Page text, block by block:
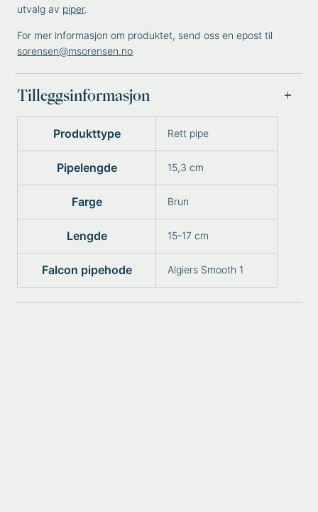
utvalg av piper.
For mer informasjon om produktet, send oss en epost til
sorensen@msorensen.no
Tilleggsinformasjon
Produkttype Rett pipe
Pipelengde 15,3 cm
Farge Brun
Lengde 15-17 cm
Falcon pipehode Algiers Smooth 1